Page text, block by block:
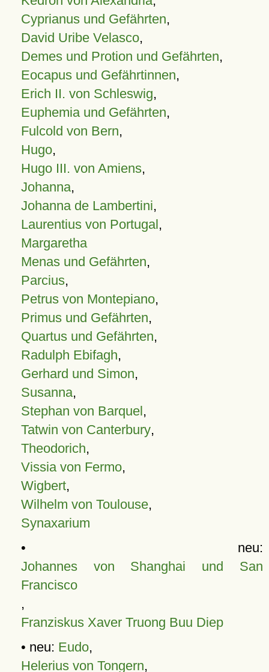
Cyprianus und Gefährten,
David Uribe Velasco,
Demes und Protion und Gefährten,
Eocapus und Gefährtinnen,
Erich II. von Schleswig,
Euphemia und Gefährten,
Fulcold von Bern,
Hugo,
Hugo III. von Amiens,
Johanna,
Johanna de Lambertini,
Laurentius von Portugal,
Margaretha
Menas und Gefährten,
Parcius,
Petrus von Montepiano,
Primus und Gefährten,
Quartus und Gefährten,
Radulph Ebifagh,
Gerhard und Simon,
Susanna,
Stephan von Barquel,
Tatwin von Canterbury,
Theodorich,
Vissia von Fermo,
Wigbert,
Wilhelm von Toulouse,
Synaxarium
• neu:
Johannes von Shanghai und San
Francisco
,
Franziskus Xaver Truong Buu Diep
• neu: Eudo,
Helerius von Tongern,